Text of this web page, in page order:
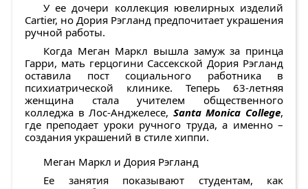
У ее дочери коллекция ювелирных изделий
Cartier, но Дория Рэгланд предпочитает украшения
ручной работы.
Когда Меган Маркл вышла замуж за принца
Гарри, мать герцогини Сассекской Дория Рэгланд
оставила пост социального работника в
психиатрической клинике. Теперь 63-летняя
женщина стала учителем общественного
колледжа в Лос-Анджелесе, Santa Monica College,
где преподает уроки ручного труда, а именно –
создания украшений в стиле хиппи.
Меган Маркл и Дория Рэгланд
Ее занятия показывают студентам, как